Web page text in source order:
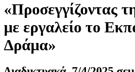
«Προσεγγίζοντας
με εργαλείο το
Δράμα»